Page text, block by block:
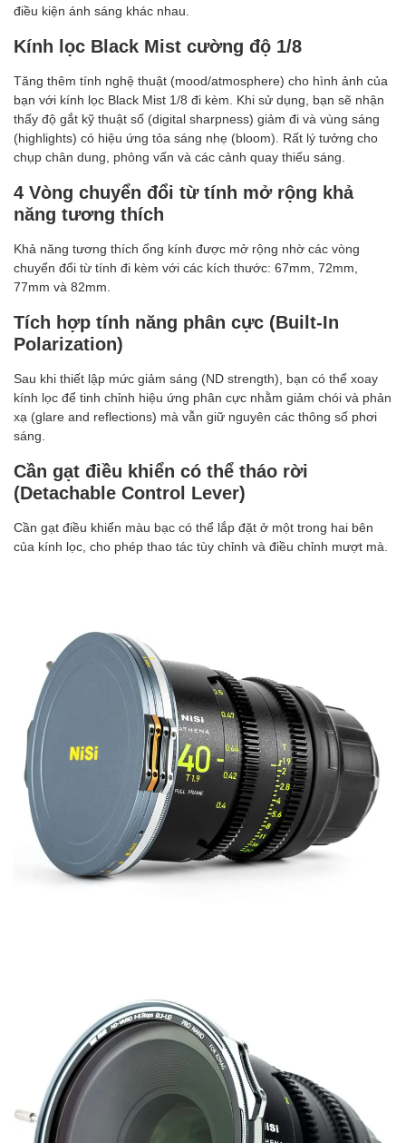
điều kiện ánh sáng khác nhau.
Kính lọc Black Mist cường độ 1/8
Tăng thêm tính nghệ thuật (mood/atmosphere) cho hình ảnh của
bạn với kính lọc Black Mist 1/8 đi kèm. Khi sử dụng, bạn sẽ nhận
thấy độ gắt kỹ thuật số (digital sharpness) giảm đi và vùng sáng
(highlights) có hiệu ứng tỏa sáng nhẹ (bloom). Rất lý tưởng cho
chụp chân dung, phỏng vấn và các cảnh quay thiếu sáng.
4 Vòng chuyển đổi từ tính mở rộng khả
năng tương thích
Khả năng tương thích ống kính được mở rộng nhờ các vòng
chuyển đổi từ tính đi kèm với các kích thước: 67mm, 72mm,
77mm và 82mm.
Tích hợp tính năng phân cực (Built-In
Polarization)
Sau khi thiết lập mức giảm sáng (ND strength), bạn có thể xoay
kính lọc để tinh chỉnh hiệu ứng phân cực nhằm giảm chói và phản
xạ (glare and reflections) mà vẫn giữ nguyên các thông số phơi
sáng.
Cần gạt điều khiển có thể tháo rời
(Detachable Control Lever)
Cần gạt điều khiển màu bạc có thể lắp đặt ở một trong hai bên
của kính lọc, cho phép thao tác tùy chỉnh và điều chỉnh mượt mà.